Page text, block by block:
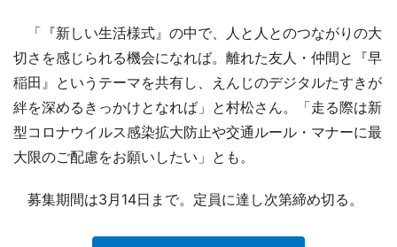
「『新しい生活様式』の中で、人と人とのつながりの大
切さを感じられる機会になれば。離れた友人・仲間と『早
稲田』というテーマを共有し、えんじのデジタルたすきが
絆を深めるきっかけとなれば」と村松さん。「走る際は新
型コロナウイルス感染拡大防止や交通ルール・マナーに最
大限のご配慮をお願いしたい」とも。
募集期間は3月14日まで。定員に達し次第締め切る。